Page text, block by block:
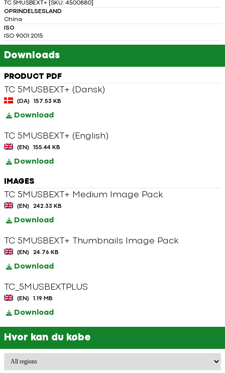
TC 5MUSBEXT+ [SKU: 4500880]
OPRINDELSESLAND
China
ISO
ISO 9001:2015
Downloads
PRODUCT PDF
TC 5MUSBEXT+ (Dansk)
(DA) 157.53 KB
Download
TC 5MUSBEXT+ (English)
(EN) 155.44 KB
Download
IMAGES
TC 5MUSBEXT+ Medium Image Pack
(EN) 242.33 KB
Download
TC 5MUSBEXT+ Thumbnails Image Pack
(EN) 24.76 KB
Download
TC_5MUSBEXTPLUS
(EN) 1.19 MB
Download
Hvor kan du købe